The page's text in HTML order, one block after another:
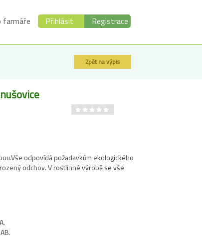
farmáře Přihlásit Registrace
Zpět na výpis
odpovídá požadavkům ekologického
odchov. V rostlinné výrobě se vše